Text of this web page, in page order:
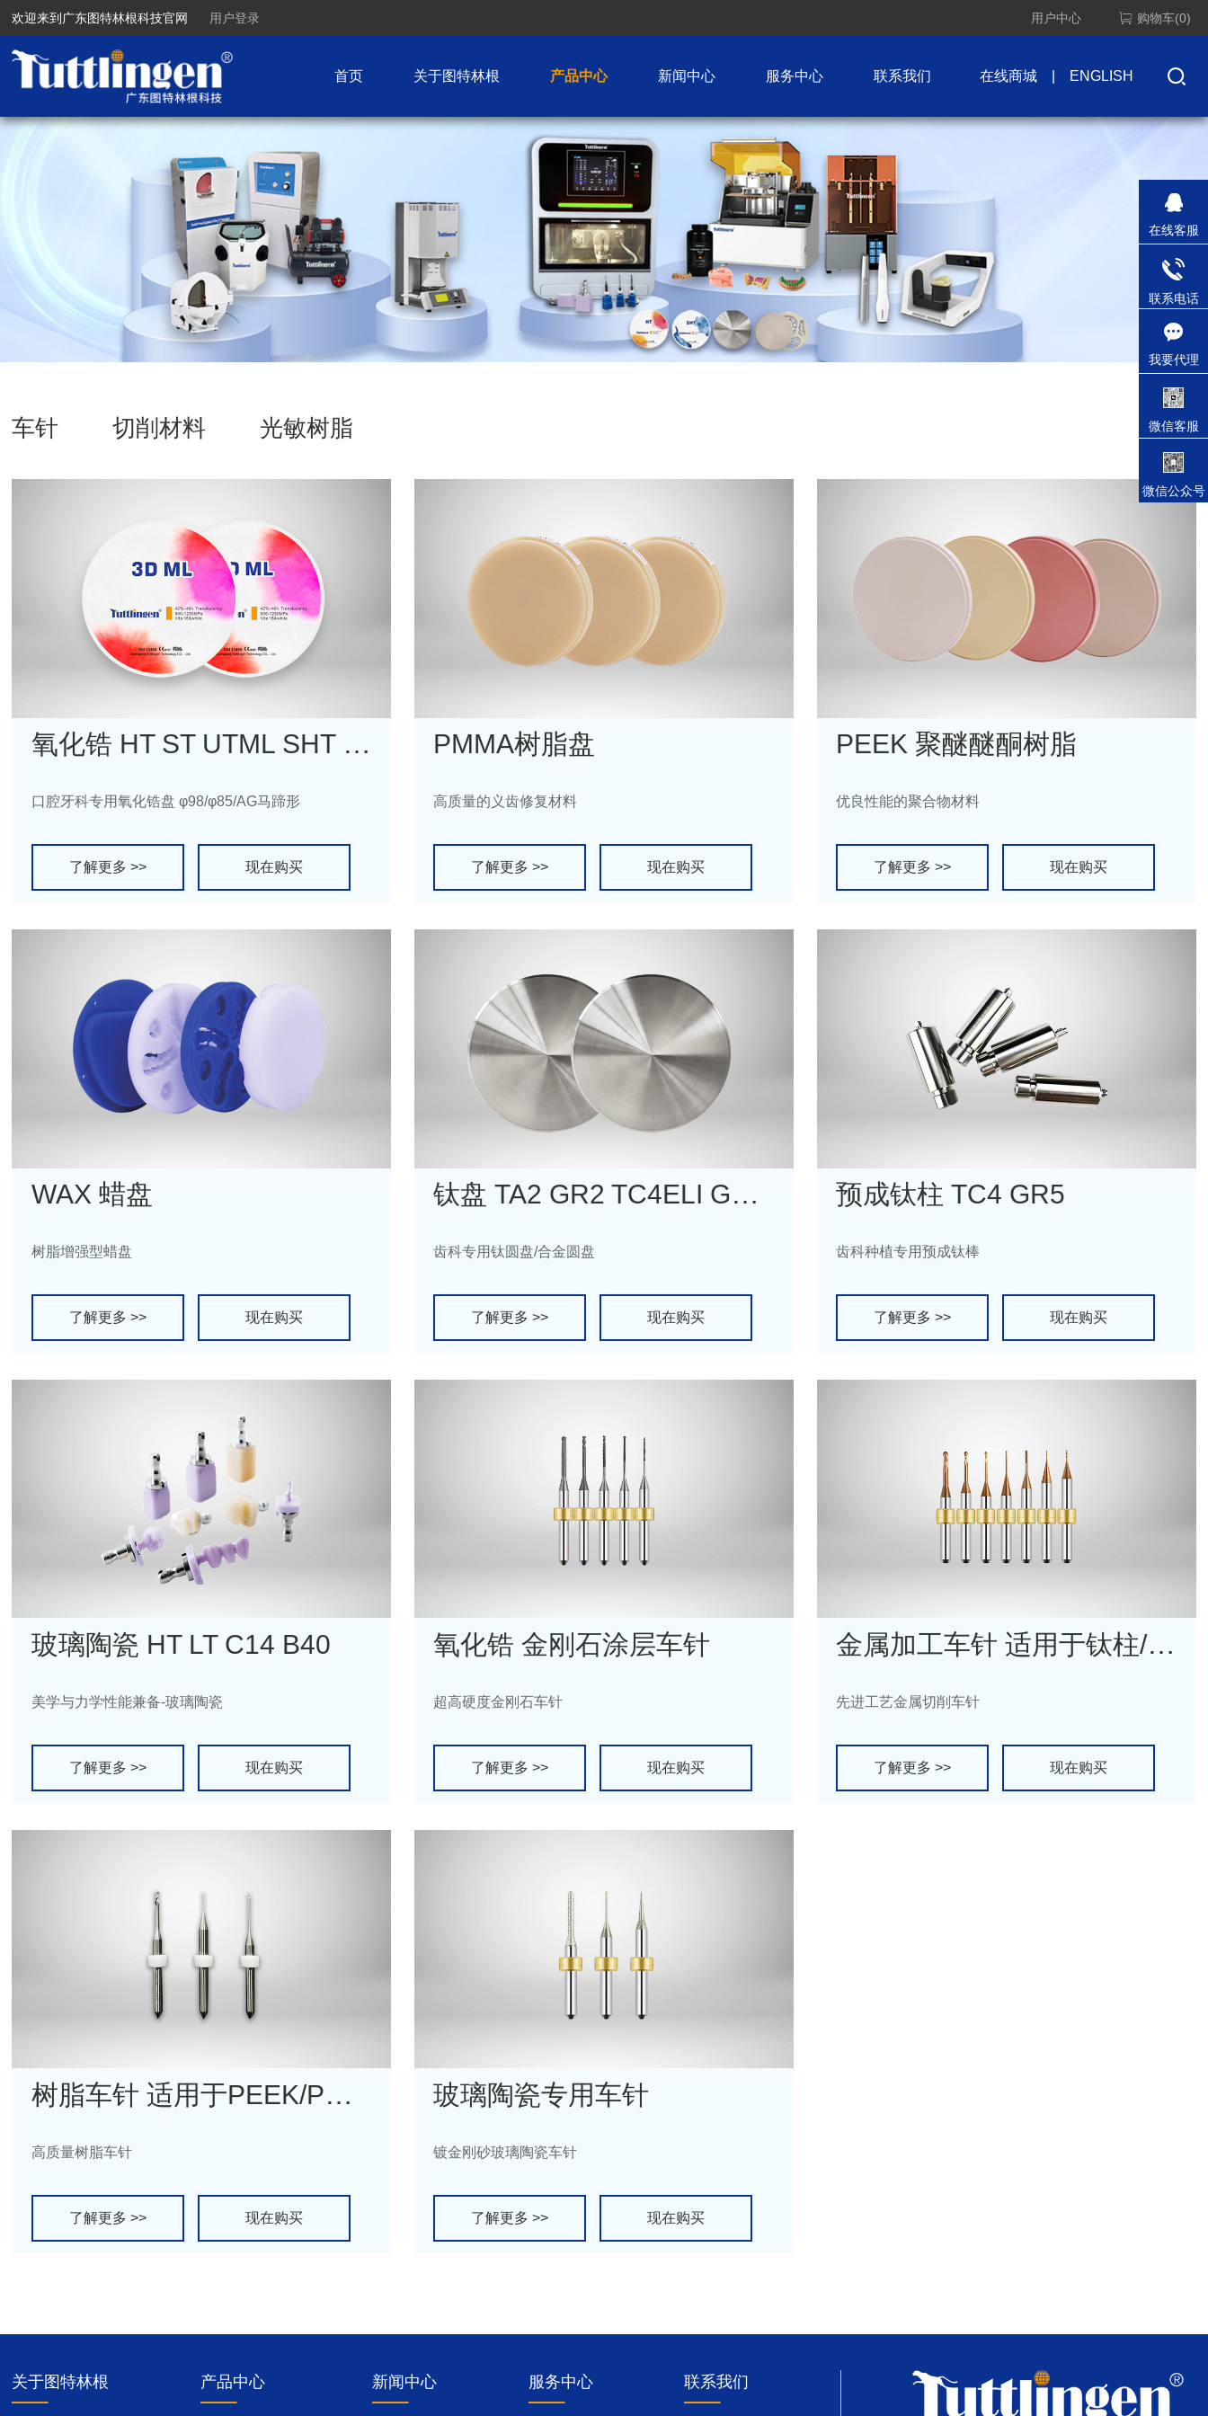
欢迎来到广东图特林根科技官网 用户登录 用户中心 购物车(0)
首页 关于图特林根 产品中心 新闻中心 服务中心 联系我们 在线商城 ENGLISH
车针 切削材料 光敏树脂
氧化锆 HT ST UTML SHT 3DPro 4DML 5DML
口腔牙科专用氧化锆盘 φ98/φ85/AG马蹄形
了解更多 >> 现在购买
PMMA树脂盘
高质量的义齿修复材料
了解更多 >> 现在购买
PEEK 聚醚醚酮树脂
优良性能的聚合物材料
了解更多 >> 现在购买
WAX 蜡盘
树脂增强型蜡盘
了解更多 >> 现在购买
钛盘 TA2 GR2 TC4ELI GR5ELI
齿科专用钛圆盘/合金圆盘
了解更多 >> 现在购买
预成钛柱 TC4 GR5
齿科种植专用预成钛棒
了解更多 >> 现在购买
玻璃陶瓷 HT LT C14 B40
美学与力学性能兼备-玻璃陶瓷
了解更多 >> 现在购买
氧化锆 金刚石涂层车针
超高硬度金刚石车针
了解更多 >> 现在购买
金属加工车针 适用于钛柱/钛盘
先进工艺金属切削车针
了解更多 >> 现在购买
树脂车针 适用于PEEK/PMMA/蜡盘
高质量树脂车针
了解更多 >> 现在购买
玻璃陶瓷专用车针
镀金刚砂玻璃陶瓷车针
了解更多 >> 现在购买
关于图特林根 产品中心 新闻中心 服务中心 联系我们
在线客服
联系电话
我要代理
微信客服
微信公众号